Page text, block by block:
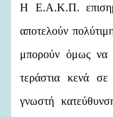
Η Ε.Α.Κ.Π.
αποτελούν
μπορούν όμως να
τεράστια κενά
γνωστή